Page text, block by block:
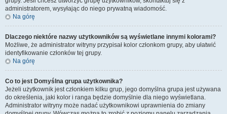
administratorem, wysyłając do niego prywatną wiadomość.
Na górę
Dlaczego niektóre nazwy użytkowników są wyświetlane innymi kolorami?
Możliwe, że administrator witryny przypisał kolor członkom grupy, aby ułatwić
identyfikowanie członków tej grupy.
Na górę
Co to jest Domyślna grupa użytkownika?
Jeżeli użytkownik jest członkiem kilku grup, jego domyślna grupa jest używana
do określenia, jaki kolor i ranga będzie domyślnie dla niego wyświetlana.
Administrator witryny może nadać użytkownikowi uprawnienia do zmiany